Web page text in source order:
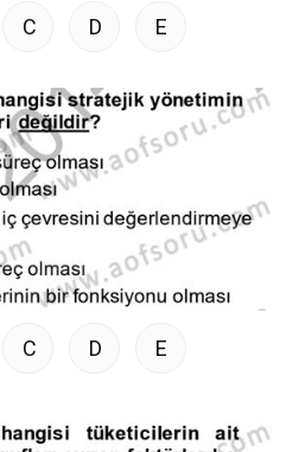
C D E
C D E